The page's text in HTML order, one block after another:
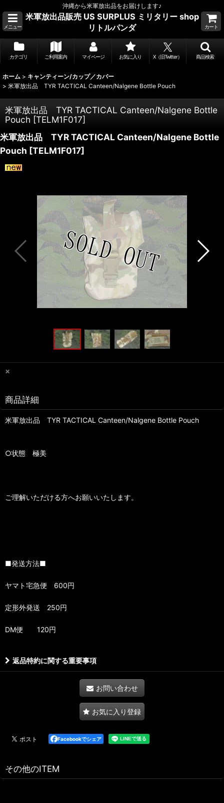
沖縄から米軍放出品をお届けします♪
メニュー
米軍放出品販売 US SURPLUS ミリタリー shop
リトルパンダ
カート
カテゴリ ご利用案内 マイページ お気に入り X（旧Twitter） 商品検索
ホーム > キャンティーン/カップ／カバー
> 米軍放出品 TYR TACTICAL Canteen/Nalgene Bottle Pouch
米軍放出品 TYR TACTICAL Canteen/Nalgene Bottle
Pouch [TELM1F017]
米軍放出品 TYR TACTICAL Canteen/Nalgene Bottle
Pouch [TELM1F017]
×
商品詳細
米軍放出品 TYR TACTICAL Canteen/Nalgene Bottle Pouch
○状態 極美
ご理解いただける方へお願いいたします。
■発送方法■
ヤマト宅急便 600円
定形外発送 250円
DM便 120円
返品特約に関する重要事項
お問い合わせ
お気に入り登録
Facebookでシェア
その他のITEM